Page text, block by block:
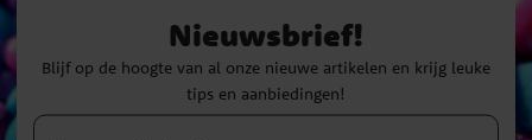
Nieuwsbrief!
Blijf op de hoogte van al onze nieuwe artikelen en krijg leuke
tips en aanbiedingen!